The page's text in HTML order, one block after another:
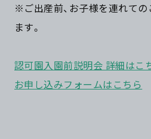
※ご出産前、お子様を連れて
ます。
認可園入園前説明会 詳細はこ
お申し込みフォームはこちら